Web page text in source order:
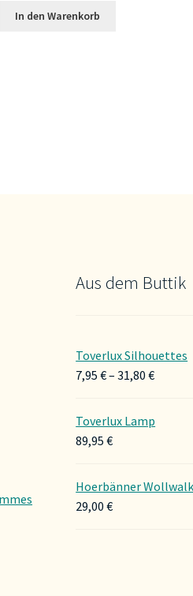
In den Warenkorb
Aus dem Buttik
Toverlux Silhouettes
7,95€–31,80€
Toverlux Lamp
89,95€
Hoerbänner Wollwalk
29,00€